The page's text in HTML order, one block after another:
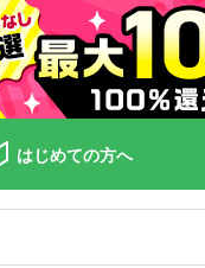
はじめての方へ